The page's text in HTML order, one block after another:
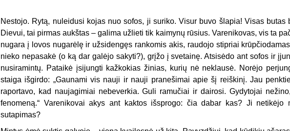
Nestojo. Rytą, nuleidusi kojas nuo sofos, ji suriko. Visur buvo šlapia! Visas butas
Dievui, tai pirmas aukštas – galima užlieti tik kaimynų rūsius. Varenikovas, vis ta
nugara į lovos nugarėlę ir užsidengęs rankomis akis, raudojo stipriai
nieko nepasakė (o ką dar galėjo sakyti?), grįžo į svetainę. Atsisėdo ant sofos ir
nusiramintų. Pataikė įsijungti kažkokias žinias, kurių nė neklausė. Norėjo
staiga išgirdo: „Gaunami vis nauji ir nauji pranešimai apie šį reiškinį. Jau
raportavo, kad naujagimiai nebeverkia. Guli ramučiai ir dairosi. Gydytojai
fenomeną.“ Varenikovai akys ant kaktos išsprogo: čia dabar kas? Ji netikėjo
sutapimas?